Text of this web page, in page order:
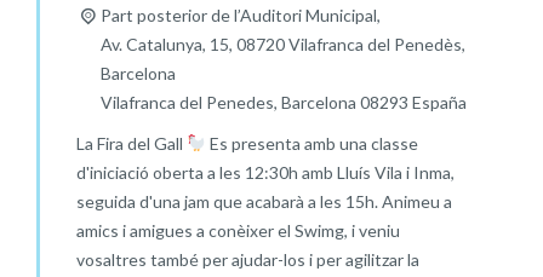
Part posterior de l’Auditori Municipal,
Av. Catalunya, 15, 08720 Vilafranca del Penedès,
Barcelona
Vilafranca del Penedes, Barcelona 08293 España
La Fira del Gall
Es presenta amb una classe
d'iniciació oberta a les 12:30h amb Lluís Vila i Inma,
seguida d'una jam que acabarà a les 15h. Animeu a
amics i amigues a conèixer el Swimg, i veniu
vosaltres també per ajudar-los i per agilitzar la